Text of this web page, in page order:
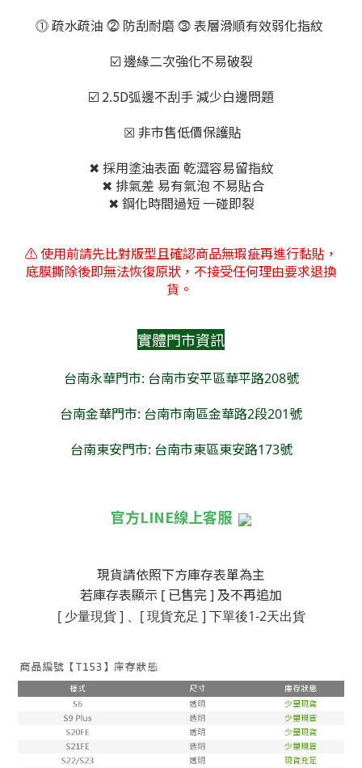
⓵ 疏水疏油 ⓶ 防刮耐磨 ⓷ 表層滑順有效弱化指紋
☑️ 邊緣二次強化不易破裂
☑️ 2.5D弧邊不刮手 減少白邊問題
☒ 非市售低價保護貼
✖ 採用塗油表面 乾澀容易留指紋
✖ 排氣差 易有氣泡 不易貼合
✖ 鋼化時間過短 一碰即裂
⚠️ 使用前請先比對版型且確認商品無瑕疵再進行黏貼，
底膜撕除後即無法恢復原狀，不接受任何理由要求退換
貨。
實體門市資訊
台南永華門市: 台南市安平區華平路208號
台南金華門市: 台南市南區金華路2段201號
台南東安門市: 台南市東區東安路173號
官方LINE線上客服
現貨請依照下方庫存表單為主
若庫存表顯示 [ 已售完 ] 及不再追加
[ 少量現貨 ] 、[ 現貨充足 ] 下單後1-2天出貨